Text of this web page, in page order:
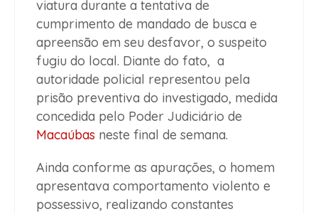
viatura durante a tentativa de
cumprimento de mandado de busca e
apreensão em seu desfavor, o suspeito
fugiu do local. Diante do fato, a
autoridade policial representou pela
prisão preventiva do investigado, medida
concedida pelo Poder Judiciário de
Macaúbas neste final de semana.
Ainda conforme as apurações, o homem
apresentava comportamento violento e
possessivo, realizando constantes